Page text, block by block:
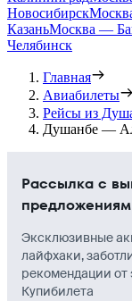
Новосибирск
КазаньМосква —
Челябинск
Главная
Авиабилеты
Рейсы из
Душанбе —
Рассылка с
Эксклюзивные
лайфхаки,
рекомендации от
Купибилета